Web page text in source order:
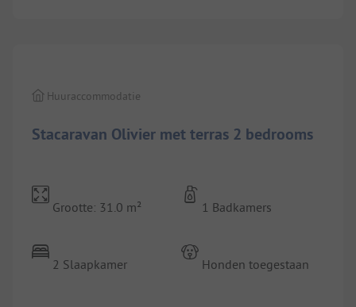
Stacaravan Olivier met terras 2 bedrooms
Huuraccommodatie
Grootte: 31.0 m²
2 Slaapkamer
1 Badkamers
Honden toegestaan